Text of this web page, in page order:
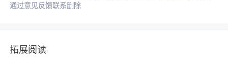
通过意见反馈联系删除
拓展阅读